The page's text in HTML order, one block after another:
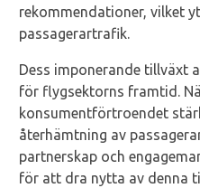
rekommendationer, vilket
passagerartrafik.
Dess imponerande tillväxt
för flygsektorns framtid.
konsumentförtroendet
återhämtning av
partnerskap och
för att dra nytta av denna